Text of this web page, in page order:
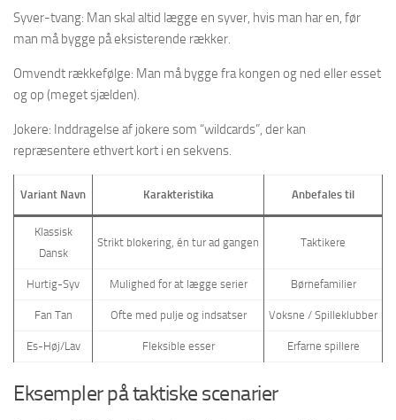
Syver-tvang: Man skal altid lægge en syver, hvis man har en, før
man må bygge på eksisterende rækker.
Omvendt rækkefølge: Man må bygge fra kongen og ned eller esset
og op (meget sjælden).
Jokere: Inddragelse af jokere som “wildcards”, der kan
repræsentere ethvert kort i en sekvens.
Variant Navn Karakteristika Anbefales til
Klassisk
Dansk
Strikt blokering, én tur ad gangen Taktikere
Hurtig-Syv Mulighed for at lægge serier Børnefamilier
Fan Tan Ofte med pulje og indsatser Voksne / Spilleklubber
Es-Høj/Lav Fleksible esser Erfarne spillere
Eksempler på taktiske scenarier